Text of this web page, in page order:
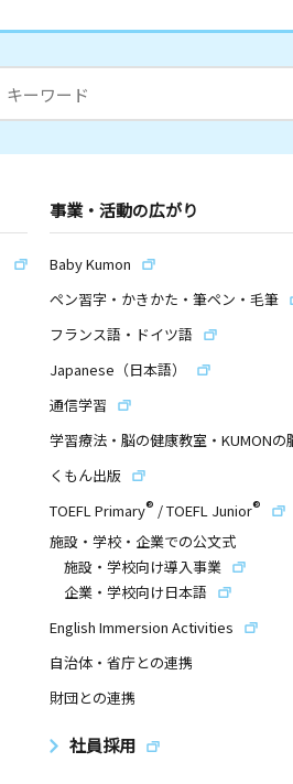
事業・活動の広がり
Baby Kumon
ペン習字・かきかた・筆ペン・毛筆
フランス語・ドイツ語
Japanese（日本語）
通信学習
学習療法・脳の健康教室・KUMONの
くもん出版
TOEFL Primary® /TOEFL Junior®
施設・学校・企業での公文式
施設・学校向け導入事業
企業・学校向け日本語
English Immersion Activities
自治体・省庁との連携
財団との連携
社員採用